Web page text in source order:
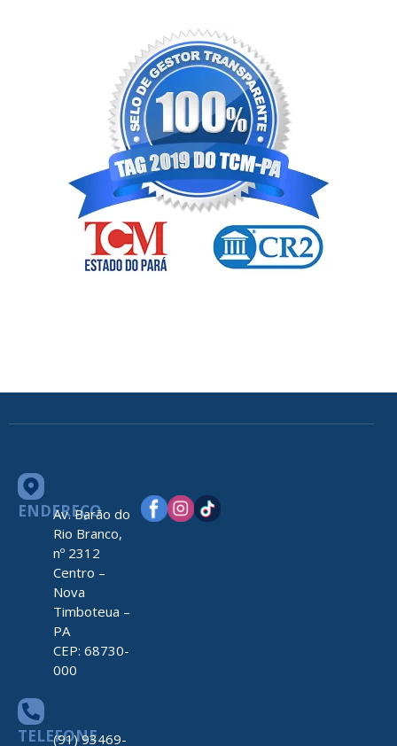
ENDEREÇO
Av. Barão do
Rio Branco,
nº 2312
Centro –
Nova
Timboteua –
PA
CEP: 68730-
000
TELEFONE
(91) 93469-